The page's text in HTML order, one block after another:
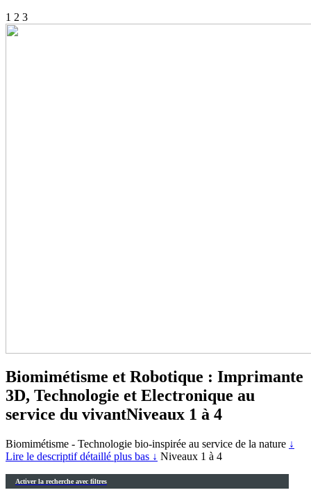
1 2 3
Biomimétisme et Robotique : Imprimante
3D, Technologie et Electronique au
service du vivantNiveaux 1 à 4
Biomimétisme - Technologie bio-inspirée au service de la nature ↓
Lire le descriptif détaillé plus bas ↓ Niveaux 1 à 4
Activer la recherche avec filtres